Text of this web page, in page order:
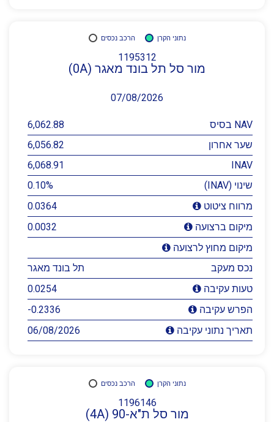
נתוני הקרן הרכב נכסים
1195312
מור סל תל בונד מאגר (0A)
07/08/2026
NAV בסיס
6,062.88
שער אחרון
6,056.82
INAV
6,068.91
שינוי (INAV)
0.10%
מרווח ציטוט
0.0364
מיקום ברצועה
0.0032
מיקום מחוץ לרצועה
נכס מעקב
תל בונד מאגר
טעות עקיבה
0.0254
הפרש עקיבה
-0.2336
תאריך נתוני עקיבה
06/08/2026
נתוני הקרן הרכב נכסים
1196146
מור סל ת"א-90 (4A)